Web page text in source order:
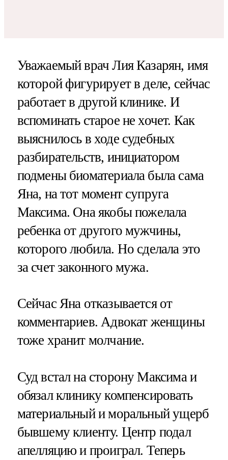
Уважаемый врач Лия Казарян, имя
которой фигурирует в деле, сейчас
работает в другой клинике. И
вспоминать старое не хочет. Как
выяснилось в ходе судебных
разбирательств, инициатором
подмены биоматериала была сама
Яна, на тот момент супруга
Максима. Она якобы пожелала
ребенка от другого мужчины,
которого любила. Но сделала это
за счет законного мужа.
Сейчас Яна отказывается от
комментариев. Адвокат женщины
тоже хранит молчание.
Суд встал на сторону Максима и
обязал клинику компенсировать
материальный и моральный ущерб
бывшему клиенту. Центр подал
апелляцию и проиграл. Теперь